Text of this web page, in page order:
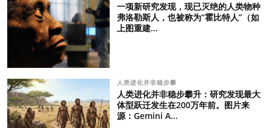
一项新研究发现，现已灭绝的人类物种
弗洛勒斯人，也被称为“霍比特人”（如
上图重建...
人类进化并非稳步攀
人类进化并非稳步攀升：研究发现最大
体型跃迁发生在200万年前。图片来
源：Gemini A...